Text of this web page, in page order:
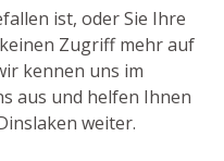
ist, oder Sie Ihre
Zugriff mehr auf
kennen uns im
aus und helfen Ihnen
weiter.